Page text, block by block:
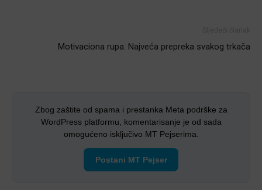
Motivaciona rupa: Najveća prepreka svakog trkača
Zbog zaštite od spama i prestanka Meta podrške za
WordPress platformu, komentarisanje je od sada
omogućeno isključivo MT Pejserima.
Postani MT Pejser